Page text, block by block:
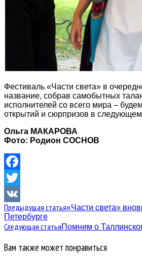
Фестиваль «Части света» в
название, собрав самобытных
исполнителей со всего мира –
открытий и сюрпризов в следующем
Ольга МАКАРОВА
Фото: Родион СОСНОВ
Facebook
Twitter
VK
Предыдущая статья«Части света»
Петербурге
Следующая статьяПомним о
Вам также может понравиться